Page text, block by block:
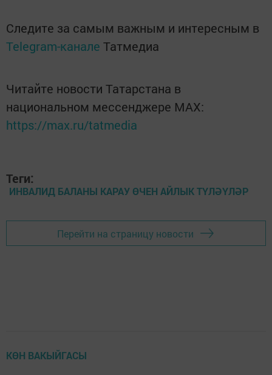
Следите за самым важным и интересным в
Telegram-канале Татмедиа
Читайте новости Татарстана в
национальном мессенджере MАХ:
https://max.ru/tatmedia
Теги:
ИНВАЛИД БАЛАНЫ КАРАУ ӨЧЕН АЙЛЫК ТҮЛӘҮЛӘР
Перейти на страницу новости
КӨН ВАКЫЙГАСЫ